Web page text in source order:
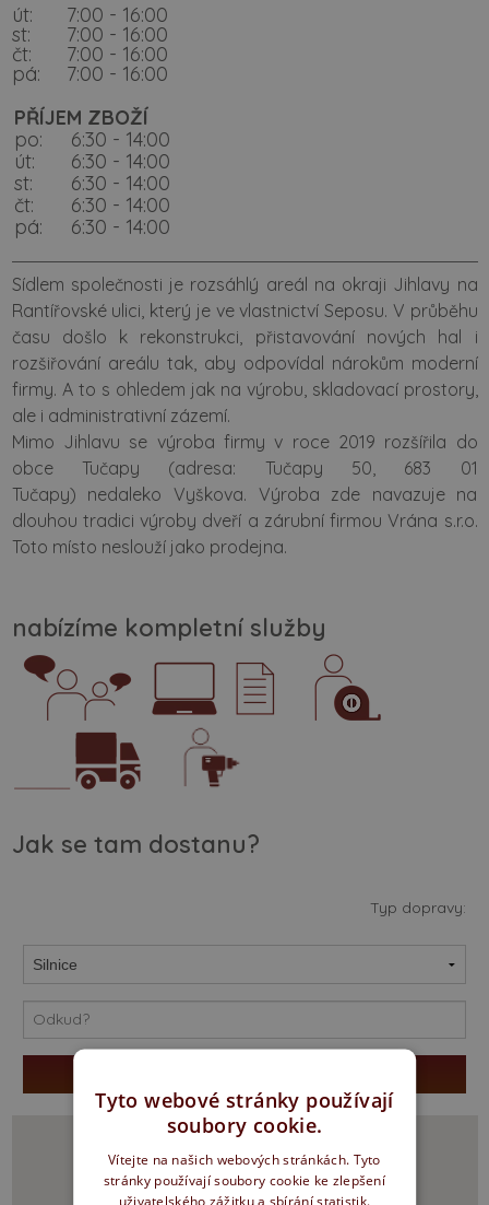
út:
7:00 - 16:00
st: 7:00 - 16:00
čt: 7:00 - 16:00
pá:
7:00 - 16:00
PŘÍJEM ZBOŽÍ
po:
6:30 - 14:00
út:
6:30 - 14:00
st:
6:30 - 14:00
čt:
6:30 - 14:00
pá:
6:30 - 14:00
Sídlem společnosti je rozsáhlý areál na okraji Jihlavy na
Rantířovské ulici, který je ve vlastnictví Seposu. V průběhu
času došlo k rekonstrukci, přistavování nových hal i
rozšiřování areálu tak, aby odpovídal nárokům moderní
firmy. A to s ohledem jak na výrobu, skladovací prostory,
ale i administrativní zázemí.
Mimo Jihlavu se výroba firmy v roce 2019 rozšířila do
obce Tučapy (adresa: Tučapy 50, 683 01
Tučapy) nedaleko Vyškova. Výroba zde navazuje na
dlouhou tradici výroby dveří a zárubní firmou Vrána s.r.o.
Toto místo neslouží jako prodejna.
nabízíme kompletní služby
Jak se tam dostanu?
Typ dopravy:
Tyto webové stránky používají
soubory cookie.
Vítejte na našich webových stránkách. Tyto
stránky používají soubory cookie ke zlepšení
uživatelského zážitku a sbírání statistik.